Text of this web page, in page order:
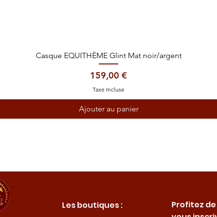
Aperçu rapide
Casque EQUITHÈME Glint Mat noir/argent
Prix
159,00 €
Taxe Incluse
Ajouter au panier
Les boutiques :
Profitez